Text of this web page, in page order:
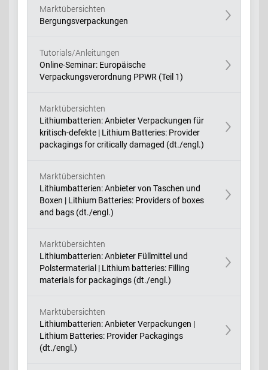
Marktübersichten
Bergungsverpackungen
Tutorials/Anleitungen
Online-Seminar: Europäische
Verpackungsverordnung PPWR (Teil 1)
Marktübersichten
Lithiumbatterien: Anbieter Verpackungen für
kritisch-defekte | Lithium Batteries: Provider
packagings for critically damaged (dt./engl.)
Marktübersichten
Lithiumbatterien: Anbieter von Taschen und
Boxen | Lithium Batteries: Providers of boxes
and bags (dt./engl.)
Marktübersichten
Lithiumbatterien: Anbieter Füllmittel und
Polstermaterial | Lithium batteries: Filling
materials for packagings (dt./engl.)
Marktübersichten
Lithiumbatterien: Anbieter Verpackungen |
Lithium Batteries: Provider Packagings
(dt./engl.)